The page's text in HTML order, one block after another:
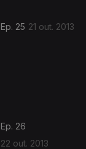
Ep. 25 21 out. 2013
Ep. 26
22 out. 2013